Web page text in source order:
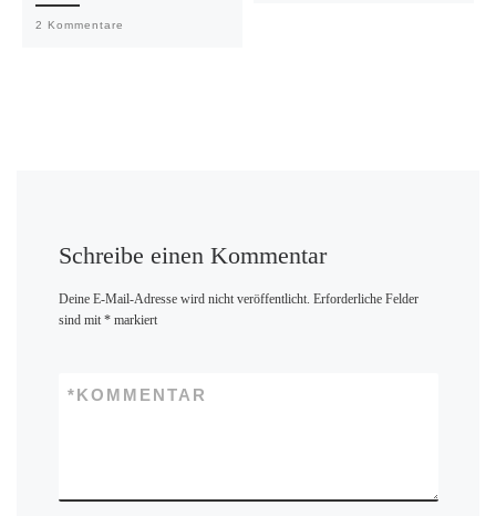
2 Kommentare
Schreibe einen Kommentar
Deine E-Mail-Adresse wird nicht veröffentlicht. Erforderliche Felder
sind mit *markiert
KOMMENTAR
*